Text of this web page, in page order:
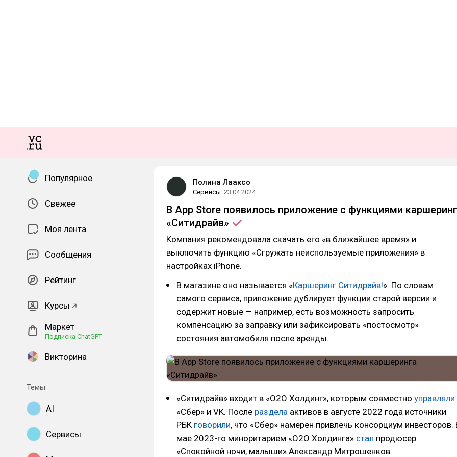
Популярное
Свежее
Моя лента
Сообщения
Рейтинг
Курсы
Маркет
Подписка ChatGPT
Викторина
Темы
AI
Сервисы
Полина Лааксо
Сервисы 23.04.2024
В App Store появилось приложение с функциями
«Ситидрайв»
Компания рекомендовала скачать его «в ближайшее время» и
выключить функцию «Сгружать неиспользуемые приложения» в
настройках iPhone.
В магазине оно называется «Каршеринг Ситидрайв!». По словам
самого сервиса, приложение дублирует функции старой версии и
содержит новые — например, есть возможность запросить
компенсацию за заправку или зафиксировать «постосмотр»
состояния автомобиля после аренды.
«Ситидрайв» входит в «О2О Холдинг», которым совместно управляли
«Сбер» и VK. После раздела активов в августе 2022 года источники
РБК говорили, что «Сбер» намерен привлечь консорциум инвесторов.
мае 2023-го миноритарием «О2О Холдинга» стал продюсер
«Спокойной ночи, малыши» Александр Митрошенков.